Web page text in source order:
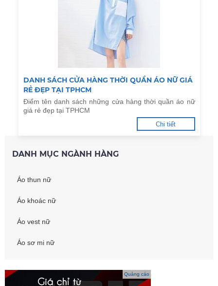
DANH SÁCH CỬA HÀNG THỜI QUẦN ÁO NỮ GIÁ
RẺ ĐẸP TẠI TPHCM
Điểm tên danh sách những cửa hàng thời quần áo nữ
giá rẻ đẹp tại TPHCM
Chi tiết
DANH MỤC NGÀNH HÀNG
Áo thun nữ
Áo khoác nữ
Áo vest nữ
Áo sơ mi nữ
Quảng cáo